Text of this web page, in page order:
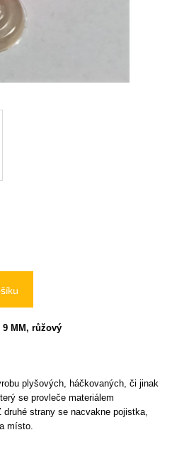
9 MM, růžový
plyšových, háčkovaných, či jinak
se provleče materiálem
strany se nacvakne pojistka,
místo.